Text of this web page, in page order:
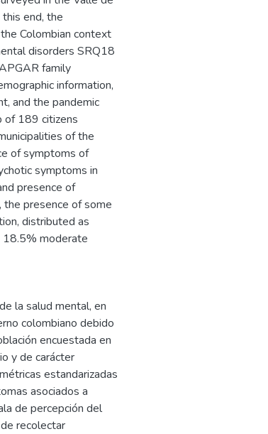
end, the
Colombian context
disorders SRQ18
family
information,
and the pandemic
of 189 citizens
of the
of symptoms of
symptoms in
presence of
presence of some
distributed as
moderate
la salud mental, en
colombiano debido
encuestada en
y de carácter
estandarizadas
asociados a
de percepción del
recolectar